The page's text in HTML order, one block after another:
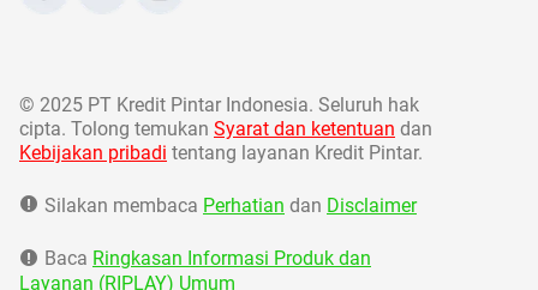
© 2025 PT Kredit Pintar Indonesia. Seluruh hak
cipta. Tolong temukan Syarat dan ketentuan dan
Kebijakan pribadi tentang layanan Kredit Pintar.
Silakan membaca Perhatian dan Disclaimer
Baca Ringkasan Informasi Produk dan
Layanan (RIPLAY) Umum